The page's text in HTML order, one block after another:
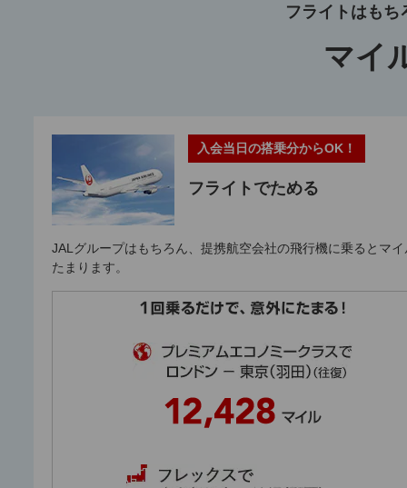
マイ
フライトはもち
入会当日の搭乗分からOK！
フライトでためる
JALグループはもちろん、提携航空会社の飛行機に乗るとマイ
たまります。